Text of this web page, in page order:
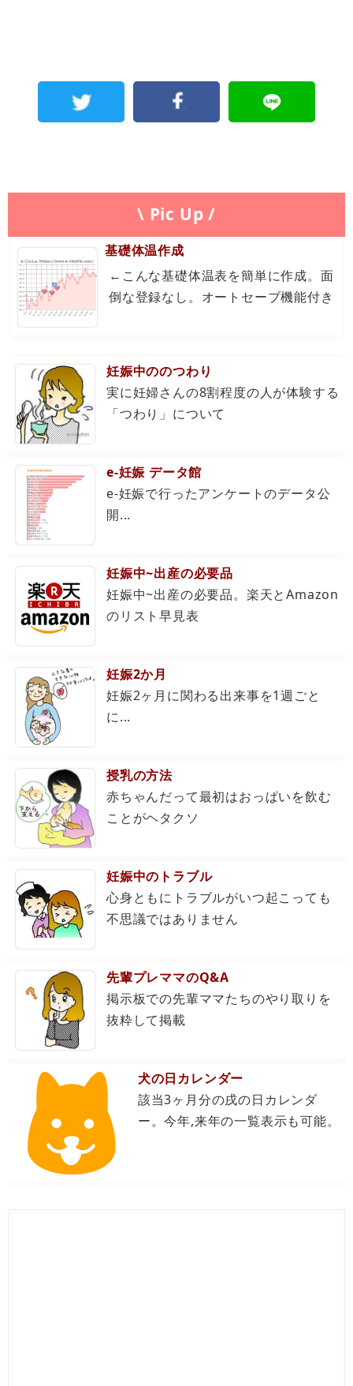
\ Pic Up /
基礎体温作成
←こんな基礎体温表を簡単に作成。面
倒な登録なし。オートセーブ機能付き
妊娠中ののつわり
実に妊婦さんの8割程度の人が体験する
「つわり」について
e-妊娠 データ館
e-妊娠で行ったアンケートのデータ公
開...
妊娠中~出産の必要品
妊娠中~出産の必要品。楽天とAmazon
のリスト早見表
妊娠2か月
妊娠2ヶ月に関わる出来事を1週ごと
に...
授乳の方法
赤ちゃんだって最初はおっぱいを飲む
ことがヘタクソ
妊娠中のトラブル
心身ともにトラブルがいつ起こっても
不思議ではありません
先輩プレママのQ&A
掲示板での先輩ママたちのやり取りを
抜粋して掲載
犬の日カレンダー
該当3ヶ月分の戌の日カレンダ
ー。今年,来年の一覧表示も可能。